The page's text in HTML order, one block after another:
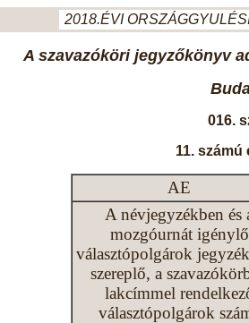
2018.ÉVI
A szavazóköri jegyzőkönyv
016.
11.
AE
A névjegyzékben és
mozgóurnát igénylő
választópolgárok
szereplő, a
lakcímmel
választópolgárok